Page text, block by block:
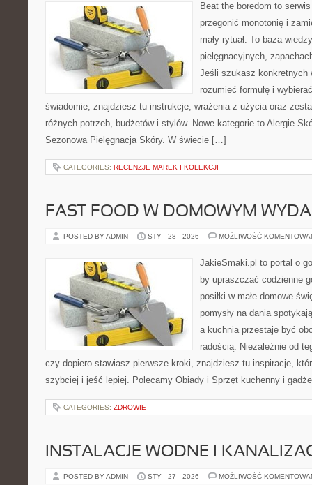
Beat the boredom to
przegonić monotonię i
mały rytuał. To baza
pielęgnacyjnych,
Jeśli szukasz konkretnych
rozumieć formułę i
świadomie, znajdziesz tu instrukcje, wrażenia z użycia oraz
różnych potrzeb, budżetów i stylów. Nowe kategorie to Alergie
Sezonowa Pielęgnacja Skóry. W świecie […]
CATEGORIES: RECENZJE MAREK I KOLEKCJI
FAST FOOD W DOMOWYM
POSTED BY ADMIN STY - 28 - 2026 MOŻLIWOŚĆ
JakieSmaki.pl to portal o
by upraszczać codzienne
posiłki w małe domowe
pomysły na dania
a kuchnia przestaje być
radością. Niezależnie od
czy dopiero stawiasz pierwsze kroki, znajdziesz tu inspiracje,
szybciej i jeść lepiej. Polecamy Obiady i Sprzęt kuchenny i
CATEGORIES: ZDROWIE
INSTALACJE WODNE I
POSTED BY ADMIN STY - 27 - 2026 MOŻLIWOŚĆ